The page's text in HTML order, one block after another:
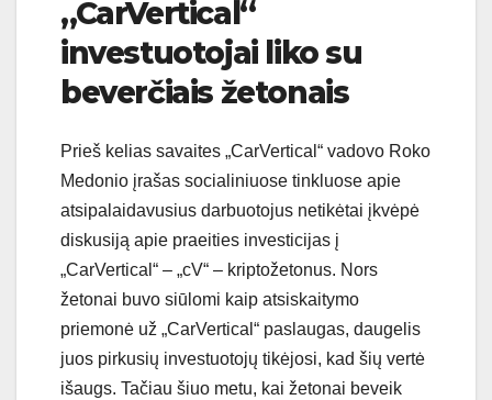
„CarVertical“
investuotojai liko su
beverčiais žetonais
Prieš kelias savaites „CarVertical“ vadovo Roko
Medonio įrašas socialiniuose tinkluose apie
atsipalaidavusius darbuotojus netikėtai įkvėpė
diskusiją apie praeities investicijas į
„CarVertical“ – „cV“ – kriptožetonus. Nors
žetonai buvo siūlomi kaip atsiskaitymo
priemonė už „CarVertical“ paslaugas, daugelis
juos pirkusių investuotojų tikėjosi, kad šių vertė
išaugs. Tačiau šiuo metu, kai žetonai beveik